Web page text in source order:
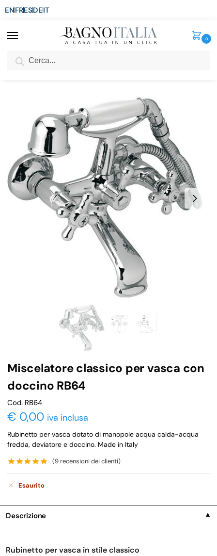
ENFRESDEIT
0
SCONTO del 3%
Miscelatore classico per vasca con
doccino RB64
Cod. RB64
€ 0,00 iva inclusa
Rubinetto per vasca dotato di manopole acqua calda-acqua
fredda, deviatore e doccino. Made in Italy
(9 recensioni dei clienti)
Esaurito
Descrizione ▼
Rubinetto per vasca in stile classico